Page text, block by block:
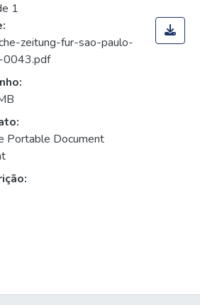
1
zeitung-fur-sao-paulo-
Portable Document